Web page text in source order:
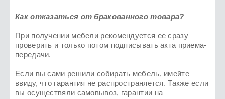
Как отказаться от бракованного товара?
При получении мебели рекомендуется ее сразу
проверить и только потом подписывать акта приема-
передачи.
Если вы сами решили собирать мебель, имейте
ввиду, что гарантия не распространяется. Также если
вы осуществяли самовывоз, гарантии на